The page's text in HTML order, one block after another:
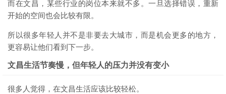
而在文昌，某些行业的岗位本来就不多。一旦选择错误，重新
开始的空间也会比较有限。
所以很多年轻人并不是非要去大城市，而是机会更多的地方，
更容易让他们看到下一步。
文昌生活节奏慢，但年轻人的压力并没有变小
很多人觉得，在文昌生活应该比较轻松。